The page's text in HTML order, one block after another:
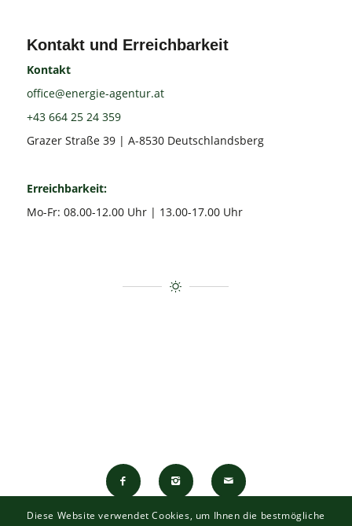
Kontakt und Erreichbarkeit
Kontakt
office@energie-agentur.at
+43 664 25 24 359
Grazer Straße 39 | A-8530 Deutschlandsberg
Erreichbarkeit:
Mo-Fr: 08.00-12.00 Uhr | 13.00-17.00 Uhr
Diese Website verwendet Cookies, um Ihnen die bestmögliche